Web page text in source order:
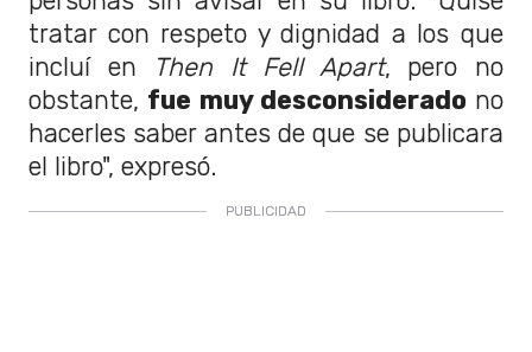
tratar con respeto y dignidad a los que
incluí en
Then It Fell Apart, pero no
obstante, fue muy desconsiderado no
hacerles saber antes de que se publicara
el libro", expresó.